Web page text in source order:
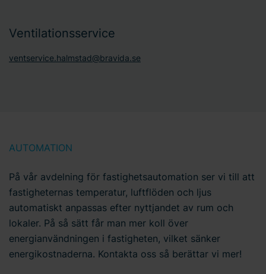
Ventilationsservice
ventservice.halmstad@bravida.se
AUTOMATION
På vår avdelning för fastighetsautomation ser vi till att
fastigheternas temperatur, luftflöden och ljus
automatiskt anpassas efter nyttjandet av rum och
lokaler. På så sätt får man mer koll över
energianvändningen i fastigheten, vilket sänker
energikostnaderna. Kontakta oss så berättar vi mer!